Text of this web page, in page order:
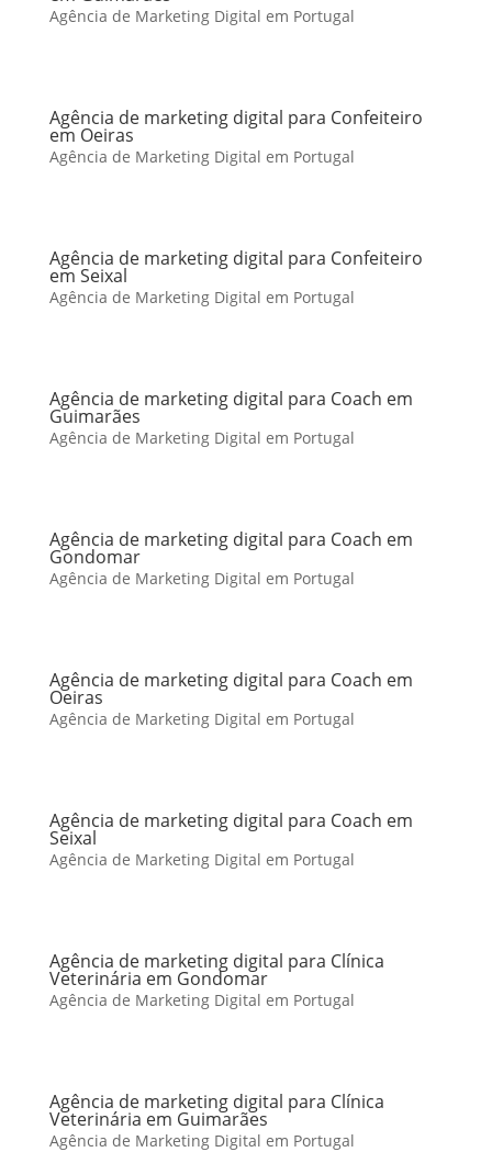
Agência de Marketing Digital em Portugal
Agência de marketing digital para Confeiteiro
em Oeiras
Agência de Marketing Digital em Portugal
Agência de marketing digital para Confeiteiro
em Seixal
Agência de Marketing Digital em Portugal
Agência de marketing digital para Coach em
Guimarães
Agência de Marketing Digital em Portugal
Agência de marketing digital para Coach em
Gondomar
Agência de Marketing Digital em Portugal
Agência de marketing digital para Coach em
Oeiras
Agência de Marketing Digital em Portugal
Agência de marketing digital para Coach em
Seixal
Agência de Marketing Digital em Portugal
Agência de marketing digital para Clínica
Veterinária em Gondomar
Agência de Marketing Digital em Portugal
Agência de marketing digital para Clínica
Veterinária em Guimarães
Agência de Marketing Digital em Portugal